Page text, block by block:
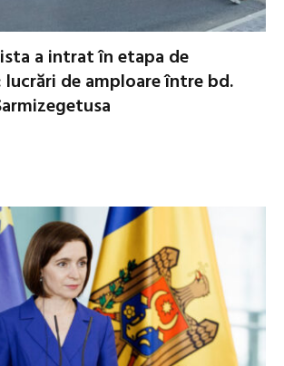
a intrat în etapa de
lucrări de amploare între bd.